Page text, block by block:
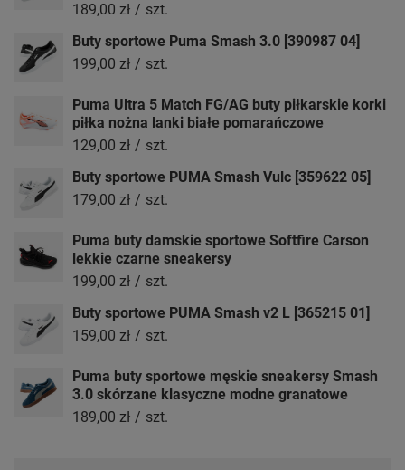
189,00 zł / szt.
Buty sportowe Puma Smash 3.0 [390987 04]
199,00 zł / szt.
Puma Ultra 5 Match FG/AG buty piłkarskie korki
piłka nożna lanki białe pomarańczowe
129,00 zł / szt.
Buty sportowe PUMA Smash Vulc [359622 05]
179,00 zł / szt.
Puma buty damskie sportowe Softfire Carson
lekkie czarne sneakersy
199,00 zł / szt.
Buty sportowe PUMA Smash v2 L [365215 01]
159,00 zł / szt.
Puma buty sportowe męskie sneakersy Smash
3.0 skórzane klasyczne modne granatowe
189,00 zł / szt.